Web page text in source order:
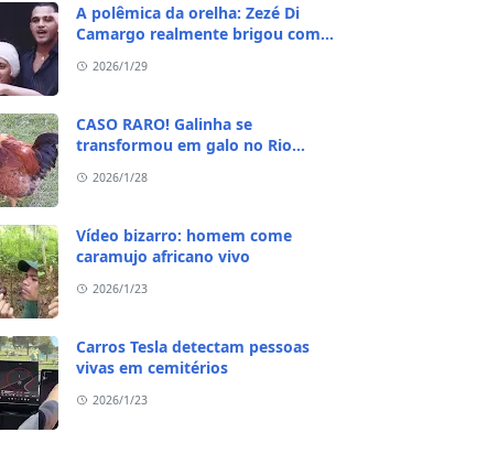
A polêmica da orelha: Zezé Di
Camargo realmente brigou com
irmão?
2026/1/29
CASO RARO! Galinha se
transformou em galo no Rio
2026/1/28
Vídeo bizarro: homem come
caramujo africano vivo
2026/1/23
Carros Tesla detectam pessoas
vivas em cemitérios
2026/1/23